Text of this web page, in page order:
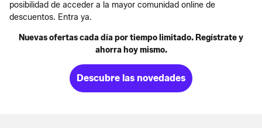
posibilidad de acceder a la mayor comunidad online de
descuentos. Entra ya.
Nuevas ofertas cada día por tiempo limitado. Regístrate y
ahorra hoy mismo.
Descubre las novedades